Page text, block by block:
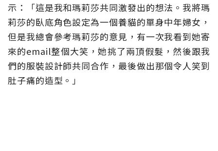
示：「這是我和瑪莉莎共同激發出的想法。我將瑪
莉莎的臥底角色設定為一個養貓的單身中年婦女，
但是我總會參考瑪莉莎的意見，有一次我看到她寄
來的email整個大笑，她挑了兩頂假髮，然後跟我
們的服裝設計師共同合作，最後做出那個令人笑到
肚子痛的造型。」